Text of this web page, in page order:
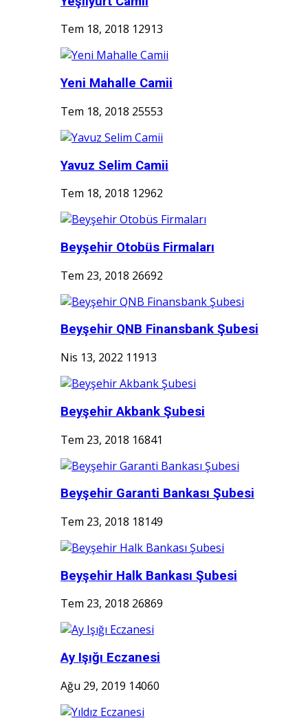
Tem 18, 2018 12913
Yeni Mahalle Camii
Tem 18, 2018 25553
Yavuz Selim Camii
Tem 18, 2018 12962
Beyşehir Otobüs Firmaları
Tem 23, 2018 26692
Beyşehir QNB Finansbank Şubesi
Nis 13, 2022 11913
Beyşehir Akbank Şubesi
Tem 23, 2018 16841
Beyşehir Garanti Bankası Şubesi
Tem 23, 2018 18149
Beyşehir Halk Bankası Şubesi
Tem 23, 2018 26869
Ay Işığı Eczanesi
Ağu 29, 2019 14060